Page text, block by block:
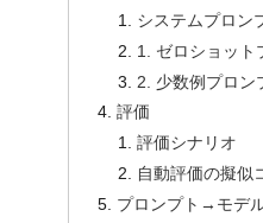
システムプロン
1. ゼロショット
2. 少数例プロン
評価
評価シナリオ
自動評価の擬似
プロンプト→モデ